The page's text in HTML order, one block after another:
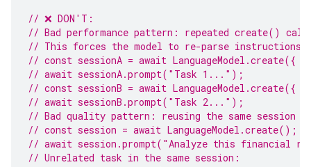
// ❌ DON'T:
// Bad performance pattern: repeated create()
// This forces the model to re-parse instructions
// const sessionA = await
// await sessionA.prompt("Task 1...");
// const sessionB = await
// await sessionB.prompt("Task 2...");
// Bad quality pattern: reusing the same session
// const session = await LanguageModel.create();
// await session.prompt("Analyze this financial
// Unrelated task in the same session: